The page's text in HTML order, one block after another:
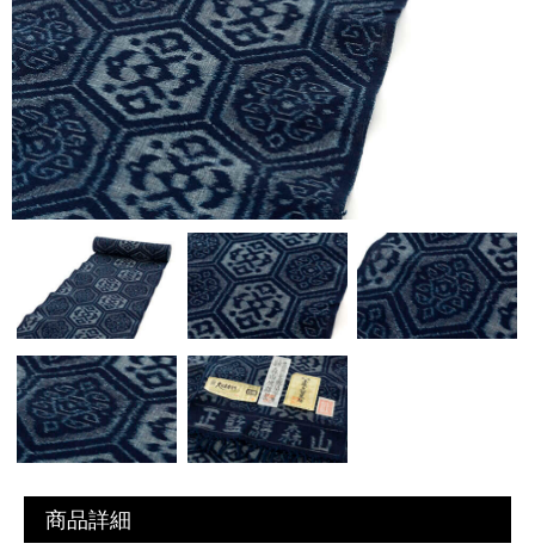
商品詳細